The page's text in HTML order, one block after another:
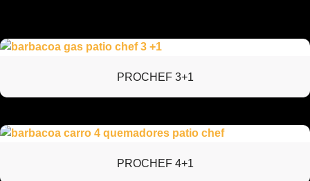
PROCHEF 3+1
PROCHEF 4+1